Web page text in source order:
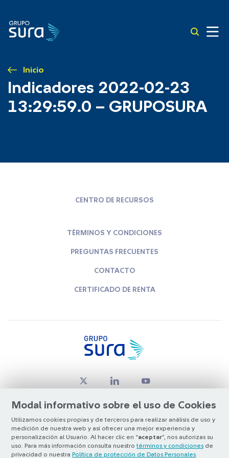
Inicio
Indicadores 2022-02-23
13:29:59.0 – GRUPOSURA
Modal informativo sobre el uso de Cookies
Utilizamos cookies propias y de terceros para realizar análisis de uso y
medición de nuestra web y así ofrecer una mejor experiencia y
personalización al Usuario. Al hacer clic en “aceptar”, nos autorizas su
uso. Para más información consulta nuestro términos y condiciones de
privacidad o nuestra Política de protección de Datos Personales
CENTRO DE RECURSOS
TÉRMINOS Y CONDICIONES
PREGUNTAS FRECUENTES
CONTACTO
CERTIFICADO DE RENTA
© Copyright Grupo SURA 2026